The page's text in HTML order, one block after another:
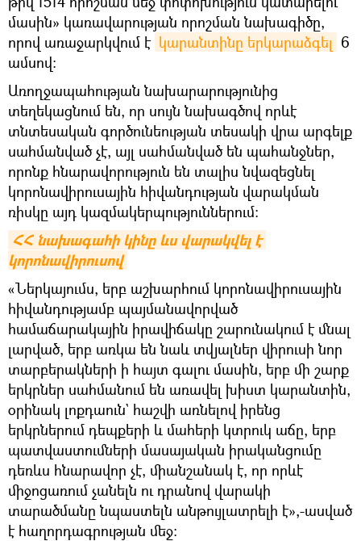
մասին» կառավարության որոշման նախագիծը,
որով առաջարկվում է կարանտինը երկարաձգել 6
ամսով:
Առողջապահության նախարարությունից
տեղեկացնում են, որ սույն նախագծով որևէ
տնտեսական գործունեության տեսակի վրա արգելք
սահմանված չէ, այլ սահմանված են պահանջներ,
որոնք հնարավորություն են տալիս նվազեցնել
կորոնավիրուսային հիվանդության վարակման
ռիսկը այդ կազմակերպություններում:
ՀՀ նախագահի կինը ևս վարակվել է
կորոնավիրուսով
«Ներկայումս, երբ աշխարհում կորոնավիրուսային
հիվանդությամբ պայմանավորված
համաճարակային իրավիճակը շարունակում է մնալ
լարված, երբ առկա են նաև տվյալներ վիրուսի նոր
տարբերակների ի հայտ գալու մասին, երբ մի շարք
երկրներ սահմանում են առավել խիստ կարանտին,
օրինակ լոքդաուն` հաշվի առնելով իրենց
երկրներում դեպքերի և մահերի կտրուկ աճը, երբ
պատվաստումների մասայական իրականցումը
դեռևս հնարավոր չէ, միանշանակ է, որ որևէ
միջոցառում չանելն ու դրանով վարակի
տարածմանը նպաստելն անթույլատրելի է»,-ասված
է հաղորդագրության մեջ: